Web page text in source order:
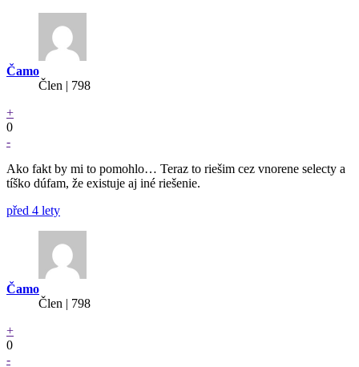
Čamo
Člen | 798
+
0
-
Ako fakt by mi to pomohlo… Teraz to riešim cez vnorene selecty a
tíško dúfam, že existuje aj iné riešenie.
před 4 lety
Čamo
Člen | 798
+
0
-